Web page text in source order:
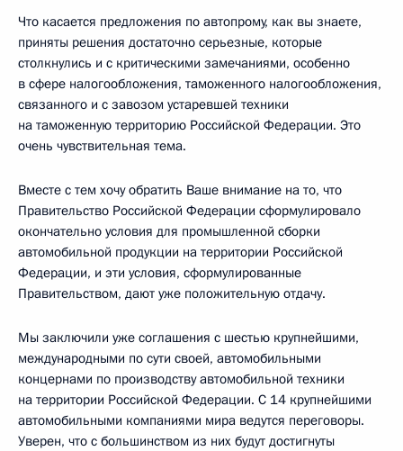
Что касается предложения по автопрому, как вы знаете,
приняты решения достаточно серьезные, которые
столкнулись и с критическими замечаниями, особенно
в сфере налогообложения, таможенного налогообложения,
связанного и с завозом устаревшей техники
на таможенную территорию Российской Федерации. Это
очень чувствительная тема.
Вместе с тем хочу обратить Ваше внимание на то, что
Правительство Российской Федерации сформулировало
окончательно условия для промышленной сборки
автомобильной продукции на территории Российской
Федерации, и эти условия, сформулированные
Правительством, дают уже положительную отдачу.
Мы заключили уже соглашения с шестью крупнейшими,
международными по сути своей, автомобильными
концернами по производству автомобильной техники
на территории Российской Федерации. С 14 крупнейшими
автомобильными компаниями мира ведутся переговоры.
Уверен, что с большинством из них будут достигнуты